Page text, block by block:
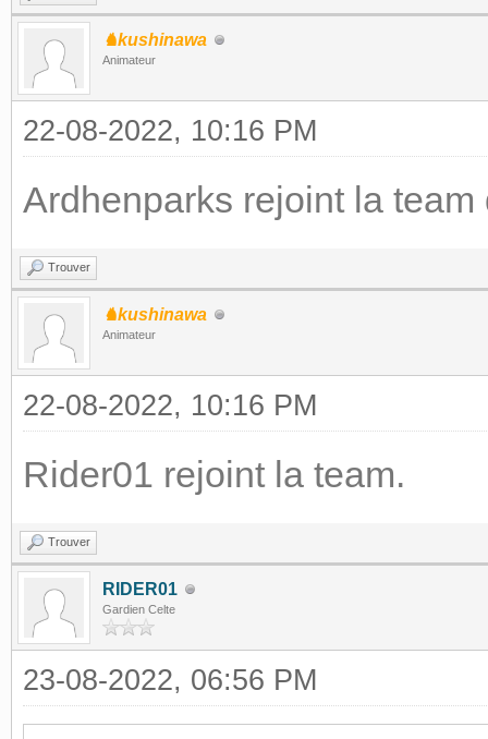
♞kushinawa
Animateur
22-08-2022, 10:16 PM
Ardhenparks rejoint la team
Trouver
♞kushinawa
Animateur
22-08-2022, 10:16 PM
Rider01 rejoint la team.
Trouver
RIDER01
Gardien Celte
23-08-2022, 06:56 PM